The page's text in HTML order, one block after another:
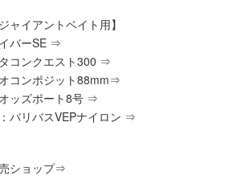
ャイアントベイト用】
バーSE ⇒
コンクエスト300 ⇒
コンポジット88mm⇒
ッズポート8号 ⇒
バリバスVEPナイロン ⇒
ショップ⇒